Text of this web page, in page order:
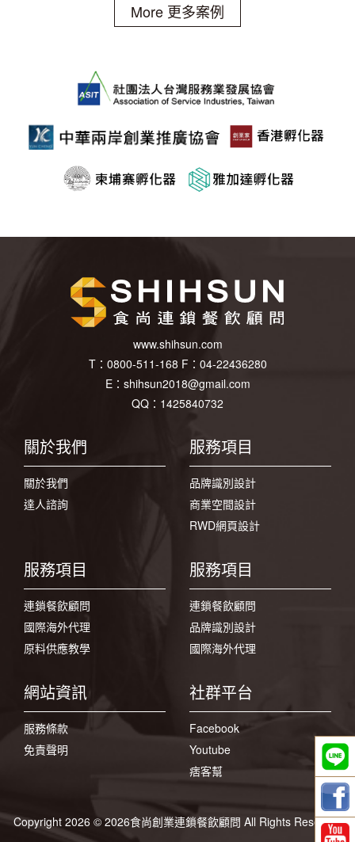
More 更多案例
www.shihsun.com
T： 0800-511-168 F： 04-22436280
E： shihsun2018@gmail.com
QQ：1425840732
關於我們
關於我們
達人諮詢
服務項目
品牌識別設計
商業空間設計
RWD網頁設計
服務項目
連鎖餐飲顧問
國際海外代理
原料供應教學
服務項目
連鎖餐飲顧問
品牌識別設計
國際海外代理
網站資訊
服務條款
免責聲明
社群平台
Facebook
Youtube
痞客幫
Copyright 2026 © 2026食尚創業連鎖餐飲顧問 All Rights Reserved